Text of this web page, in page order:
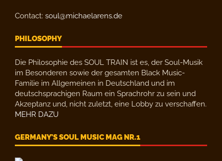
Contact: soul@michaelarens.de
PHILOSOPHY
Die Philosophie des SOUL TRAIN ist es, der Soul-Musik
im Besonderen sowie der gesamten Black Music-
Familie im Allgemeinen in Deutschland und im
deutschsprachigen Raum ein Sprachrohr zu sein und
Akzeptanz und, nicht zuletzt, eine Lobby zu verschaffen.
MEHR DAZU
GERMANY’S SOUL MUSIC MAG NR.1